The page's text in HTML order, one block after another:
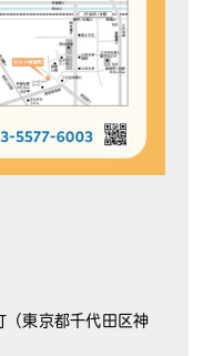
（東京都千代田区神